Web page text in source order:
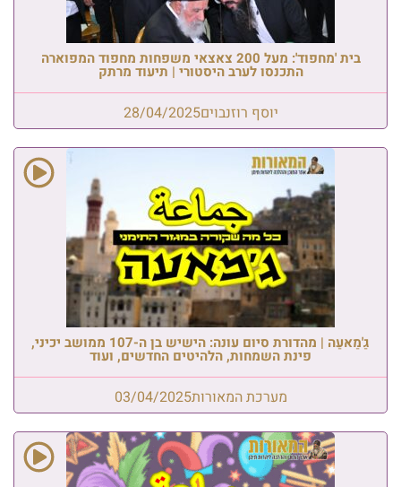
בית 'מחפוד': מעל 200 צאצאי משפחות מחפוד המפוארה
התכנסו לערב היסטורי | תיעוד מרתק
יוסף רוזנבוים28/04/2025
גַ'מַאעַה | מהדורת סיום עונה: הישיש בן ה-107 ממושב יכיני,
פינת השמחות, הלהיטים החדשים, ועוד
מערכת המאורות03/04/2025